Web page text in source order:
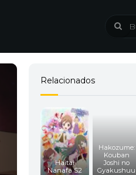
Relacionados
Haitai
Nanafa S2
Hakozume:
Kouban
Joshi no
Gyakushuu